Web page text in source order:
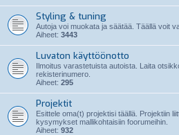
Styling & tuning
Autoja voi muokata ja säätää. Täällä voit
Aiheet: 3443
Luvaton käyttöönotto
Ilmoitus varastetuista autoista. Laita
rekisterinumero.
Aiheet: 295
Projektit
Esittele oma(t) projektisi täällä. Projektiin
kysymykset mallikohtaisiin foorumeihin.
Aiheet: 932